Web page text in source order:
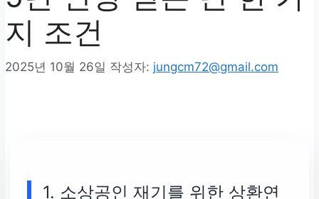
지 조건
2025년 10월 26일 작성자: jungcm72@gmail.com
1. 소상공인 재기를 위한 상환연